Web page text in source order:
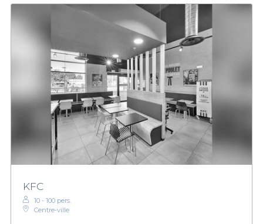
KFC
10 - 100 pers.
Centre-ville